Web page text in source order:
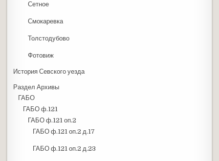
Сетное
Смокаревка
Толстодубово
Фотовиж
История Севского уезда
Раздел Архивы
ГАБО
ГАБО ф.121
ГАБО ф.121 оп.2
ГАБО ф.121 оп.2 д.17
ГАБО ф.121 оп.2 д.23